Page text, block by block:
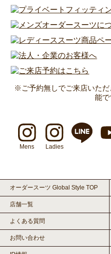
※ご予約無しでご来店いた
能で
Mens Ladies
オーダースーツ Global Style TOP
店舗一覧
よくある質問
お問い合わせ